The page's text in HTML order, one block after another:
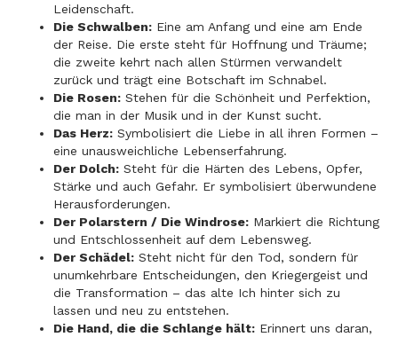
Leidenschaft.
Die Schwalben: Eine am Anfang und eine am Ende
der Reise. Die erste steht für Hoffnung und Träume;
die zweite kehrt nach allen Stürmen verwandelt
zurück und trägt eine Botschaft im Schnabel.
Die Rosen: Stehen für die Schönheit und Perfektion,
die man in der Musik und in der Kunst sucht.
Das Herz: Symbolisiert die Liebe in all ihren Formen –
eine unausweichliche Lebenserfahrung.
Der Dolch: Steht für die Härten des Lebens, Opfer,
Stärke und auch Gefahr. Er symbolisiert überwundene
Herausforderungen.
Der Polarstern / Die Windrose: Markiert die Richtung
und Entschlossenheit auf dem Lebensweg.
Der Schädel: Steht nicht für den Tod, sondern für
unumkehrbare Entscheidungen, den Kriegergeist und
die Transformation – das alte Ich hinter sich zu
lassen und neu zu entstehen.
Die Hand, die die Schlange hält: Erinnert uns daran,